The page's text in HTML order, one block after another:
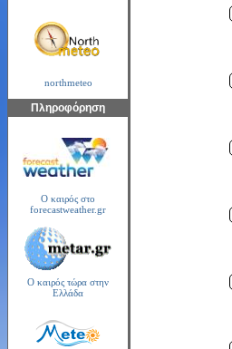
northmeteo
Πληροφόρηση
Ο καιρός στο
forecastweather.gr
Ο καιρός τώρα στην
Ελλάδα